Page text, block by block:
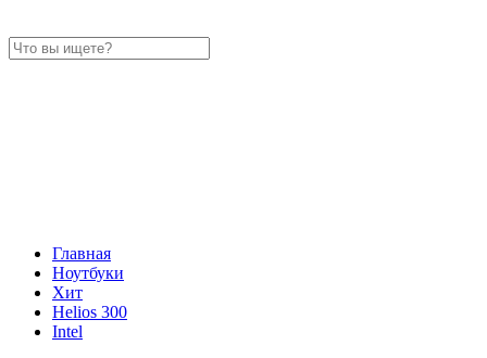
Главная
Ноутбуки
Хит
Helios 300
Intel